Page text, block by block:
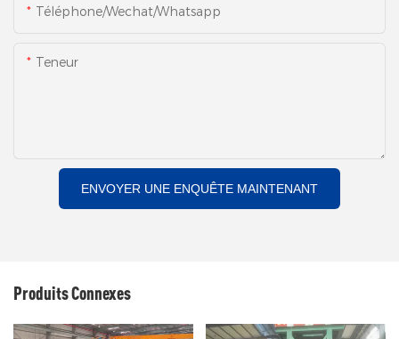
Téléphone/Wechat/Whatsapp
Teneur
ENVOYER UNE ENQUÊTE MAINTENANT
Produits Connexes